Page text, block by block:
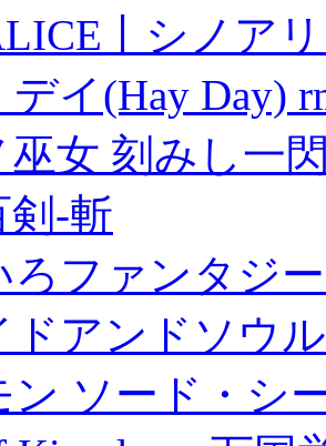
丨シノア
イ(Hay Day)
巫女 刻みし一
剣-斬
ろファンタジ
ドアンドソウ
ン ソード・シ